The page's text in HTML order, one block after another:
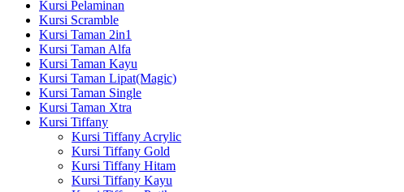
Kursi Pelaminan
Kursi Scramble
Kursi Taman 2in1
Kursi Taman Alfa
Kursi Taman Kayu
Kursi Taman Lipat(Magic)
Kursi Taman Single
Kursi Taman Xtra
Kursi Tiffany
Kursi Tiffany Acrylic
Kursi Tiffany Gold
Kursi Tiffany Hitam
Kursi Tiffany Kayu